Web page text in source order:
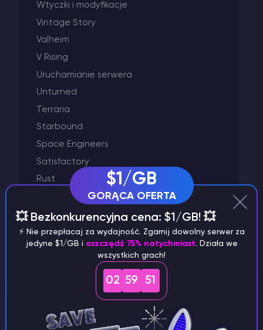
Wtyczki i modyfikacje
Vintage Story
Valheim
V Rising
Uruchamianie serwera
Unturned
Terraria
Starbound
Space Engineers
Satisfactory
Rust
Project Zomboid
Palworld
Minecraft
Left 4 Dead 2
GTA 5
$1/GB
GORĄCA OFERTA
💥 Bezkonkurencyjna cena: $1/GB! 💥
⚡️ Nie przepłacaj za wydajność. Zgarnij dowolny serwer za
jedyne $1/GB i oszczędź 75% natychmiast. Działa we
wszystkich grach!
02 59 51